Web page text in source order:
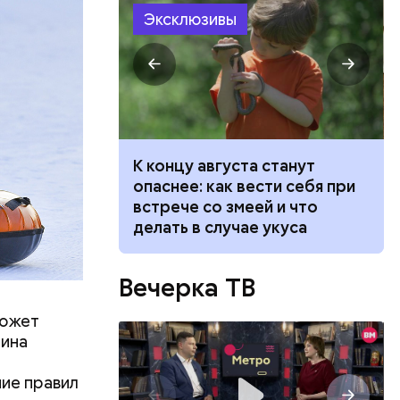
правил
В этот
Эксклюзивы
ли
К концу августа станут
опаснее: как вести себя при
встрече со змеей и что
делать в случае укуса
Вечерка ТВ